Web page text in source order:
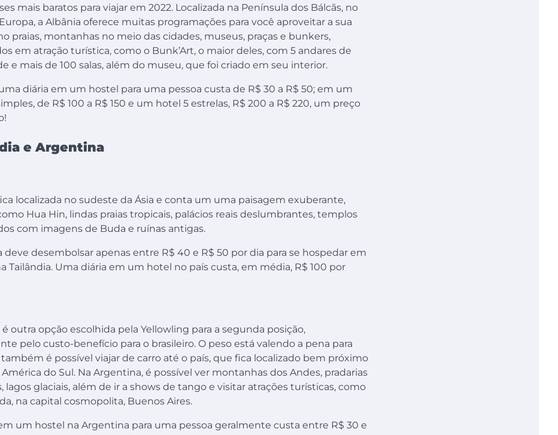
mais baratos para viajar em 2022. Localizada na Península dos Bálcãs, no
a Albânia oferece muitas programações para você aproveitar a sua
praias, montanhas no meio das cidades, museus, praças e bunkers,
em atração turística, como o Bunk’Art, o maior deles, com 5 andares de
e mais de 100 salas, além do museu, que foi criado em seu interior.
diária em um hostel para uma pessoa custa de R$ 30 a R$ 50; em um
de R$ 100 a R$ 150 e um hotel 5 estrelas, R$ 200 a R$ 220, um preço
e Argentina
localizada no sudeste da Ásia e conta um uma paisagem exuberante,
Hua Hin, lindas praias tropicais, palácios reais deslumbrantes, templos
com imagens de Buda e ruínas antigas.
deve desembolsar apenas entre R$ 40 e R$ 50 por dia para se hospedar em
Tailândia. Uma diária em um hotel no país custa, em média, R$ 100 por
outra opção escolhida pela Yellowling para a segunda posição,
pelo custo-benefício para o brasileiro. O peso está valendo a pena para
também é possível viajar de carro até o país, que fica localizado bem próximo
América do Sul. Na Argentina, é possível ver montanhas dos Andes, pradarias
lagos glaciais, além de ir a shows de tango e visitar atrações turísticas, como
na capital cosmopolita, Buenos Aires.
um hostel na Argentina para uma pessoa geralmente custa entre R$ 30 e